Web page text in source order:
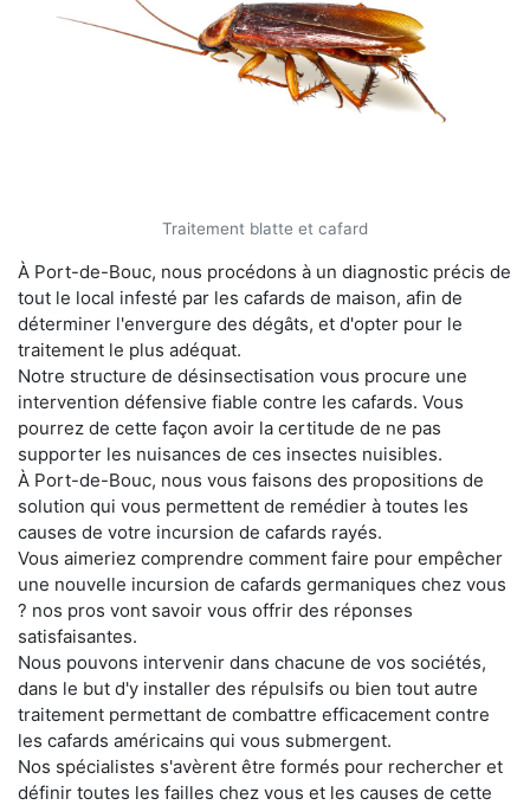
Traitement blatte et cafard
À Port-de-Bouc, nous procédons à un diagnostic précis de
tout le local infesté par les cafards de maison, afin de
déterminer l'envergure des dégâts, et d'opter pour le
traitement le plus adéquat.
Notre structure de désinsectisation vous procure une
intervention défensive fiable contre les cafards. Vous
pourrez de cette façon avoir la certitude de ne pas
supporter les nuisances de ces insectes nuisibles.
À Port-de-Bouc, nous vous faisons des propositions de
solution qui vous permettent de remédier à toutes les
causes de votre incursion de cafards rayés.
Vous aimeriez comprendre comment faire pour empêcher
une nouvelle incursion de cafards germaniques chez vous
? nos pros vont savoir vous offrir des réponses
satisfaisantes.
Nous pouvons intervenir dans chacune de vos sociétés,
dans le but d'y installer des répulsifs ou bien tout autre
traitement permettant de combattre efficacement contre
les cafards américains qui vous submergent.
Nos spécialistes s'avèrent être formés pour rechercher et
définir toutes les failles chez vous et les causes de cette